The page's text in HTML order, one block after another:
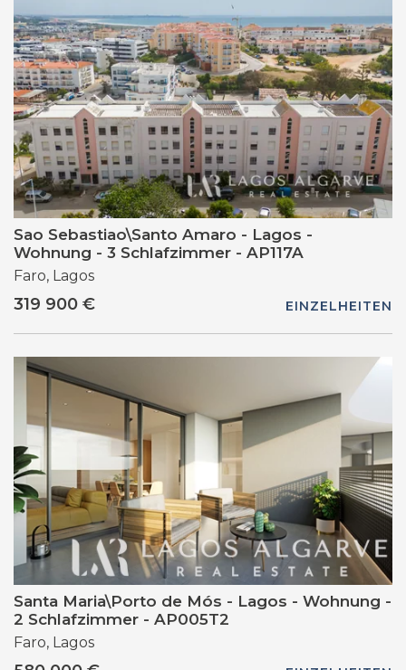
Sao Sebastiao\Santo Amaro - Lagos -
Wohnung - 3 Schlafzimmer - AP117A
Faro, Lagos
319 900 € EINZELHEITEN
Santa Maria\Porto de Mós - Lagos - Wohnung -
2 Schlafzimmer - AP005T2
Faro, Lagos